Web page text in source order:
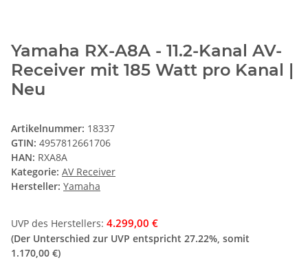
Yamaha RX-A8A - 11.2-Kanal AV-
Receiver mit 185 Watt pro Kanal |
Neu
Artikelnummer: 18337
GTIN: 4957812661706
HAN: RXA8A
Kategorie: AV Receiver
Hersteller: Yamaha
UVP des Herstellers: 4.299,00 €
(Der Unterschied zur UVP entspricht 27.22%, somit
1.170,00 €)